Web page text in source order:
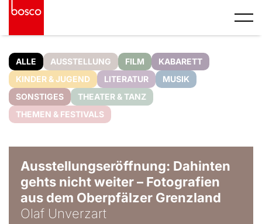
ALLE AUSSTELLUNG FILM
KABARETT
KINDER & JUGEND
LITERATUR
MUSIK
SONSTIGES
THEATER & TANZ
THEMEN & FESTIVALS
Ausstellungseröffnung: Dahinten
gehts nicht weiter – Fotografien
aus dem Oberpfälzer Grenzland
Olaf Unverzart